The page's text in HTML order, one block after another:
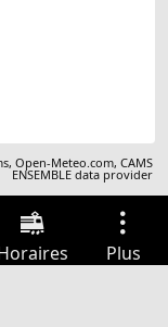
,Open-Meteo.com,CAMS
ENSEMBLE data provider
Plus